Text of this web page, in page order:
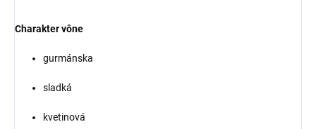
Charakter vône
gurmánska
sladká
kvetinová